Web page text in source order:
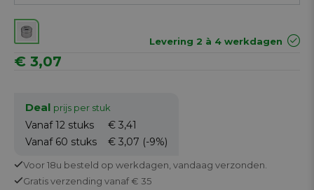
Levering 2 à 4 werkdagen
€ 3,07
Deal prijs per stuk
Vanaf 12 stuks
€ 3,41
Vanaf 60 stuks € 3,07 (-9%)
Voor 18u besteld op werkdagen, vandaag verzonden.
Gratisverzending vanaf € 35